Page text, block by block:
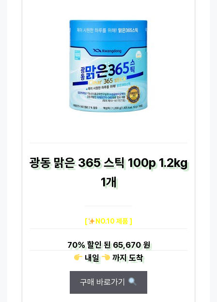
광동 맑은 365 스틱 100p 1.2kg
1개
[ NO.10 제품 ]
70%할인 된65,670 원
내일
까지도착
구매 바로가기